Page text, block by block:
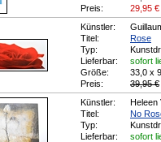
Preis:
29,95 €
Künstler:
Titel:
Rose
Typ:
Lieferbar:
sofort
Größe:
33,0 x
Preis:
39,95 €
Künstler:
Heleen
Titel:
No
Typ:
Lieferbar:
sofort